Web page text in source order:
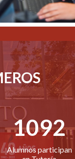
1092
Alumnos participan